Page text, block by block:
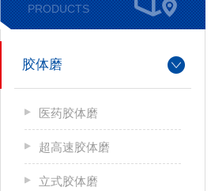
PRODUCTS
胶体磨
医药胶体磨
超高速胶体磨
立式胶体磨